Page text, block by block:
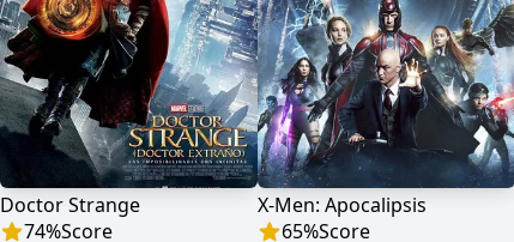
Doctor Strange
74%Score
X-Men: Apocalipsis
65%Score